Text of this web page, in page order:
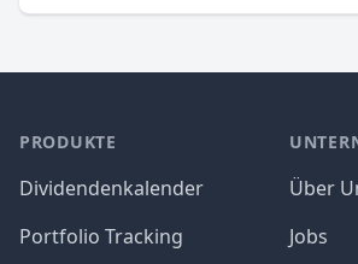
PRODUKTE
Dividendenkalender
Portfolio Tracking
Über
Jobs